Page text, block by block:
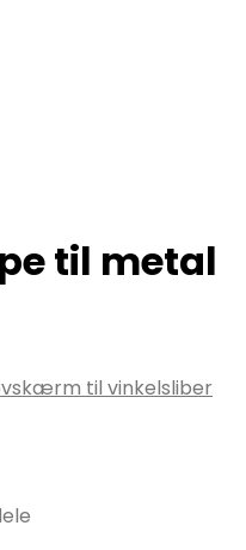
til metal
til vinkelsliber